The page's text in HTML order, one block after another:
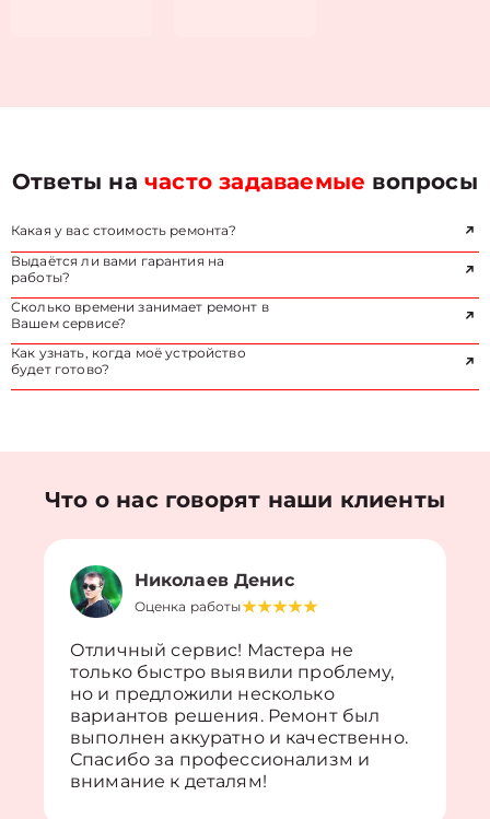
Ответы начасто задаваемые вопросы
Какая у вас стоимость ремонта?
Выдаётся ли вами гарантия на
работы?
Сколько времени занимает ремонт в
Вашем сервисе?
Как узнать, когда моё устройство
будет готово?
Что о нас говорят наши клиенты
Николаев Денис
Оценка работы
Отличный сервис! Мастера не
только быстро выявили проблему,
но и предложили несколько
вариантов решения. Ремонт был
выполнен аккуратно и качественно.
Спасибо за профессионализм и
внимание к деталям!